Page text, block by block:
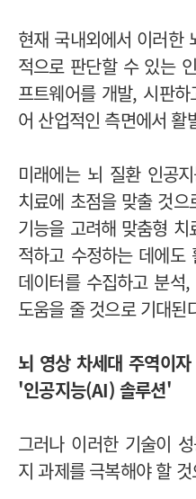
현재 국내외에서 이러한
적으로 판단할 수 있는
프트웨어를 개발, 시판
어 산업적인 측면에서 활
미래에는 뇌 질환 인공
치료에 초점을 맞출 것
기능을 고려해 맞춤형
적하고 수정하는 데에도
데이터를 수집하고 분석
도움을 줄 것으로 기대된
뇌 영상 차세대 주역이
'인공지능(AI) 솔루션'
그러나 이러한 기술이
지 과제를 극복해야 할